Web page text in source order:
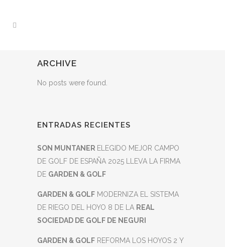
ARCHIVE
No posts were found.
ENTRADAS RECIENTES
SON MUNTANER ELEGIDO MEJOR CAMPO
DE GOLF DE ESPAÑA 2025 LLEVA LA FIRMA
DE GARDEN & GOLF
GARDEN & GOLF MODERNIZA EL SISTEMA
DE RIEGO DEL HOYO 8 DE LA REAL
SOCIEDAD DE GOLF DE NEGURI
GARDEN & GOLF REFORMA LOS HOYOS 2 Y